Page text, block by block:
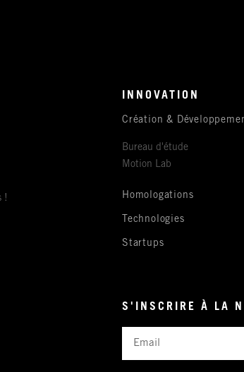
!
INNOVATION
Création &
Bureau d'étude
Motion Lab
Homologations
Technologies
Startups
S'INSCRIRE À LA